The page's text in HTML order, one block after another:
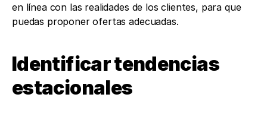
en línea con las realidades de los clientes, para que
puedas proponer ofertas adecuadas.
Identificar tendencias
estacionales